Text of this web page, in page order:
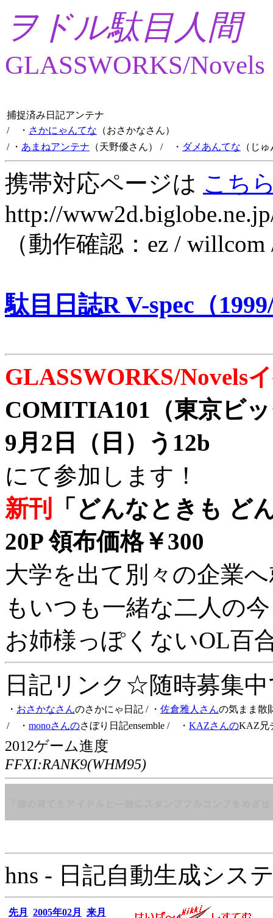
ヲドル駄目人間
GLASSWORKS/Novels
捕捉済み日記アンテナ
/ ・ さかにゃんてな （おさかなさん）
/ ・ あまねアンテナ （天野優さん） / ・ ダメあんてな （じ
携帯対応ページは こち
http://
（動作確認：ez /
駄目日誌R V-spec（
GLASSWORKS/Novels
COMITIA101（東京ビ
9月2日（日）う12b
にて参加します！
新刊
「どんなときも ど
20P 領布価格￥300
大学を出て別々の企業
もいつも一緒な二人の
お姉様っぽくないOL百
日記リンク☆随時募集
・ おさかなさんのさかにゃ日記 / ・ 佐倉雅人さんの気まま散
/ ・ monoさんのさぼり日記ensemble / ・ KAZさんのKAZ兄
2012ゲーム進度
FFXI:RANK9(WHM95)
hns - 日記自動生成シス
先月 2005年02月
来月